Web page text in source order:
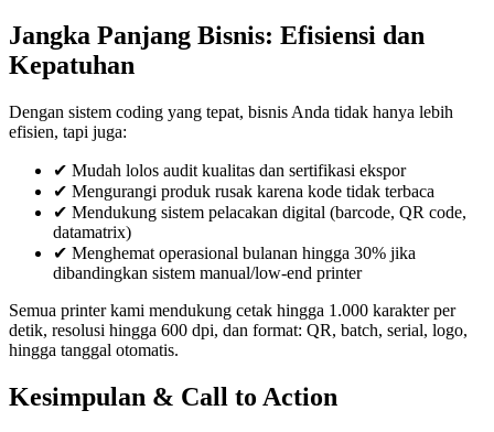
Jangka Panjang Bisnis: Efisiensi dan
Kepatuhan
Dengan sistem coding yang tepat, bisnis Anda tidak hanya lebih
efisien, tapi juga:
✔ Mudah lolos audit kualitas dan sertifikasi ekspor
✔ Mengurangi produk rusak karena kode tidak terbaca
✔ Mendukung sistem pelacakan digital (barcode, QR code,
datamatrix)
✔ Menghemat operasional bulanan hingga 30% jika
dibandingkan sistem manual/low-end printer
Semua printer kami mendukung cetak hingga 1.000 karakter per
detik, resolusi hingga 600 dpi, dan format: QR, batch, serial, logo,
hingga tanggal otomatis.
Kesimpulan & Call to Action